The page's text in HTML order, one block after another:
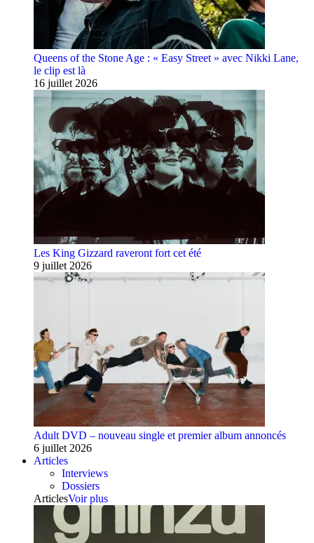
Queens of the Stone Age : « Easy Street » avec Nikki Lane,
le clip est là
16 juillet 2026
Les King Gizzard raveront fort cet été
9 juillet 2026
Adult DVD – nouveau single et premier album annoncés
6 juillet 2026
Articles
Interviews
Dossiers
ArticlesVoir plus